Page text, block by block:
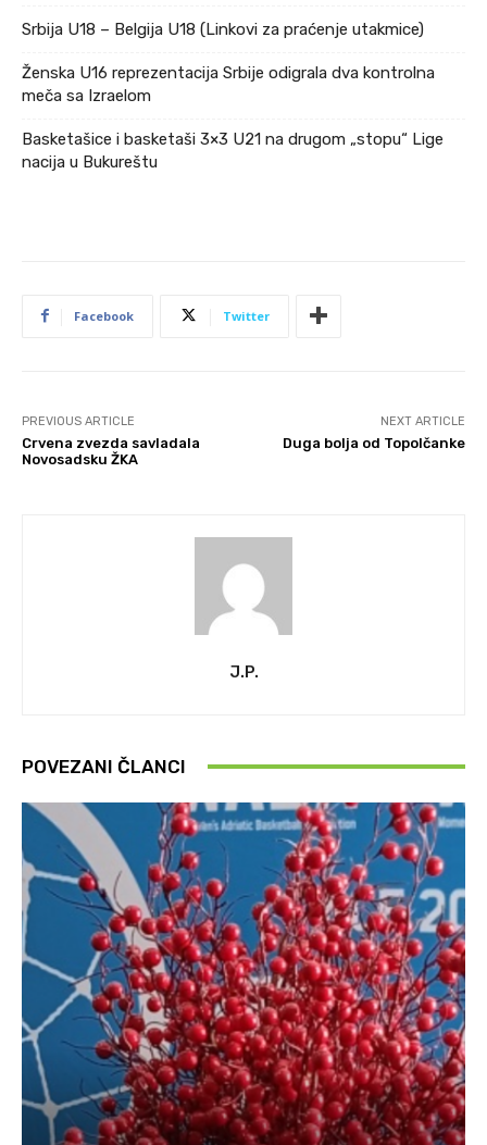
Srbija U18 – Belgija U18 (Linkovi za praćenje utakmice)
Ženska U16 reprezentacija Srbije odigrala dva kontrolna
meča sa Izraelom
Basketašice i basketaši 3×3 U21 na drugom „stopu“ Lige
nacija u Bukureštu
Facebook Twitter
PREVIOUS ARTICLE
Crvena zvezda savladala
Novosadsku ŽKA
NEXT ARTICLE
Duga bolja od Topolčanke
J.P.
POVEZANI ČLANCI